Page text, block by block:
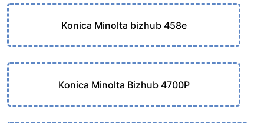
Konica Minolta bizhub 458e
Konica Minolta Bizhub 4700P